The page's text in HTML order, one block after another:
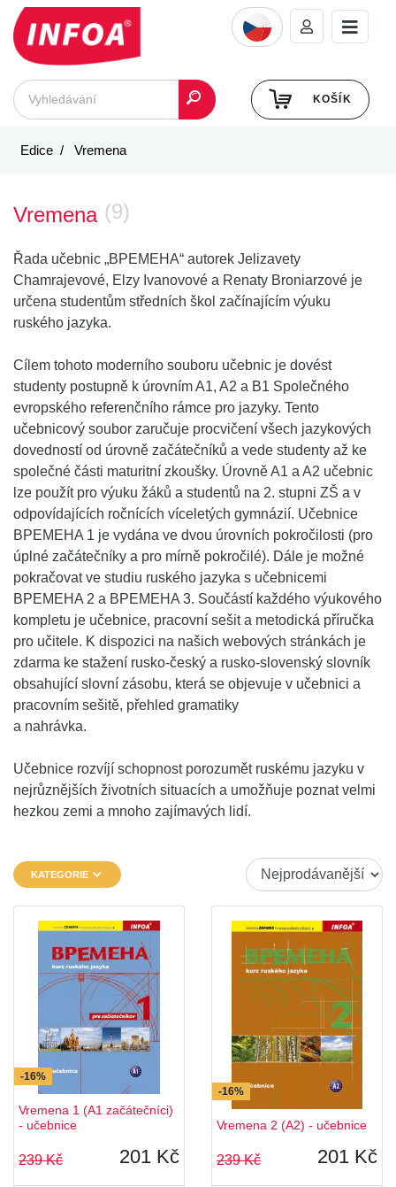
KOŠÍK
Edice Vremena
Vremena (9)
Řada učebnic „BPEMEHA“ autorek Jelizavety
Chamrajevové, Elzy Ivanovové a Renaty Broniarzové je
určena studentům středních škol začínajícím výuku
ruského jazyka.
Cílem tohoto moderního souboru učebnic je dovést
studenty postupně k úrovním A1, A2 a B1 Společného
evropského referenčního rámce pro jazyky. Tento
učebnicový soubor zaručuje procvičení všech jazykových
dovedností od úrovně začátečníků a vede studenty až ke
společné části maturitní zkoušky. Úrovně A1 a A2 učebnic
lze použít pro výuku žáků a studentů na 2. stupni ZŠ a v
odpovídajících ročnících víceletých gymnázií. Učebnice
BPEMEHA 1 je vydána ve dvou úrovních pokročilosti (pro
úplné začátečníky a pro mírně pokročilé). Dále je možné
pokračovat ve studiu ruského jazyka s učebnicemi
BPEMEHA 2 a BPEMEHA 3. Součástí každého výukového
kompletu je učebnice, pracovní sešit a metodická příručka
pro učitele. K dispozici na našich webových stránkách je
zdarma ke stažení rusko-český a rusko-slovenský slovník
obsahující slovní zásobu, která se objevuje v učebnici a
pracovním sešitě, přehled gramatiky
a nahrávka.
Učebnice rozvíjí schopnost porozumět ruskému jazyku v
nejrůznějších životních situacích a umožňuje poznat velmi
hezkou zemi a mnoho zajímavých lidí.
KATEGORIE
-16%
Vremena 1 (A1 začátečníci)
- učebnice
239 Kč 201 Kč
-16%
Vremena 2 (A2) - učebnice
239 Kč 201 Kč